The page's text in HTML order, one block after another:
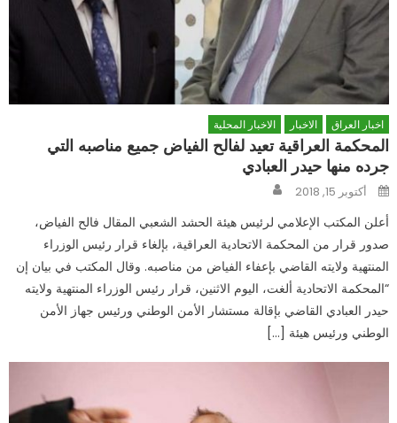
اخبار العراق الاخبار الاخبار المحلية
المحكمة العراقية تعيد لفالح الفياض جميع مناصبه التي
جرده منها حيدر العبادي
Posted
onأكتوبر 15, 2018
أعلن المكتب الإعلامي لرئيس هيئة الحشد الشعبي المقال فالح الفياض،
صدور قرار من المحكمة الاتحادية العراقية، بإلغاء قرار رئيس الوزراء
المنتهية ولايته القاضي بإعفاء الفياض من مناصبه. وقال المكتب في بيان إن
“المحكمة الاتحادية ألغت، اليوم الاثنين، قرار رئيس الوزراء المنتهية ولايته
حيدر العبادي القاضي بإقالة مستشار الأمن الوطني ورئيس جهاز الأمن
الوطني ورئيس هيئة […]